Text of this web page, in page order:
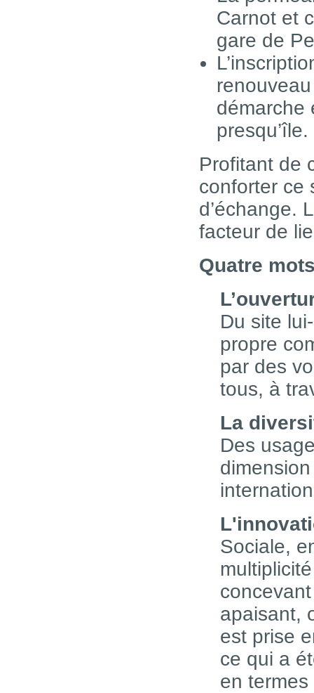
Carnot et
gare de
démarche
presqu’île.
Profitant de
conforter ce
d’échange.
facteur de
Quatre
Du site
propre
par des
tous, à
La
Des
Sociale,
apaisant,
est prise
ce qui a
en termes